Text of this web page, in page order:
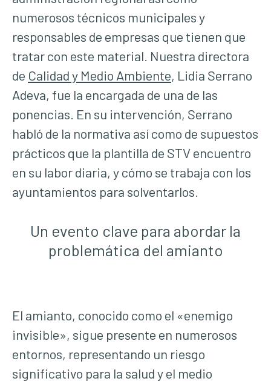
numerosos técnicos municipales y
responsables de empresas que tienen que
tratar con este material. Nuestra directora
de Calidad y Medio Ambiente, Lidia Serrano
Adeva, fue la encargada de una de las
ponencias. En su intervención, Serrano
habló de la normativa así como de supuestos
prácticos que la plantilla de STV encuentro
en su labor diaria, y cómo se trabaja con los
ayuntamientos para solventarlos.
Un evento clave para abordar la
problemática del amianto
El amianto, conocido como el «enemigo
invisible», sigue presente en numerosos
entornos, representando un riesgo
significativo para la salud y el medio